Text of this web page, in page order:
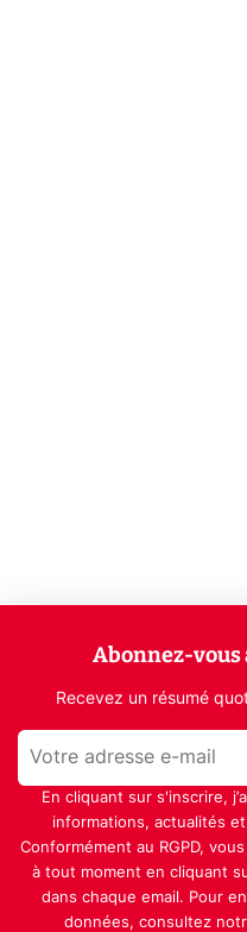
Abonnez-vous
Recevez un résumé
En cliquant sur s'inscrire,
informations, actualités
Conformément au RGPD,
à tout moment en cliquant
dans chaque email. Pour
données, consultez